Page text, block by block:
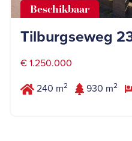
Beschikbaar
Tilburgseweg
€ 1.250.000
240 m2 930 m2